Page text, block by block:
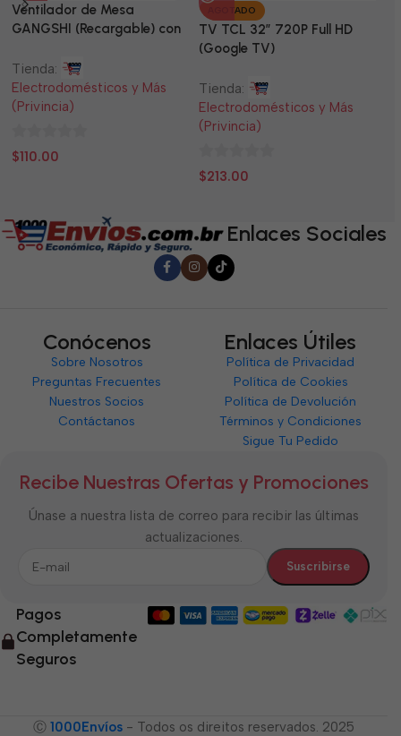
Ventilador de Mesa
GANGSHI (Recargable) con
Tienda:
Electrodomésticos y Más
(Privincia)
0
$110.00
AGOTADO
TV TCL 32” 720P Full HD
(Google TV)
Tienda:
Electrodomésticos y Más
(Privincia)
0
$213.00
Enlaces Sociales
Conócenos
Sobre Nosotros
Preguntas Frecuentes
Nuestros Socios
Contáctanos
Enlaces Útiles
Política de Privacidad
Política de Cookies
Política de Devolución
Términos y Condiciones
Sigue Tu Pedido
Recibe Nuestras Ofertas y Promociones
Únase a nuestra lista de correo para recibir las últimas
actualizaciones.
Pagos
Completamente
Seguros
Ⓒ 1000Envíos - Todos os direitos reservados. 2025